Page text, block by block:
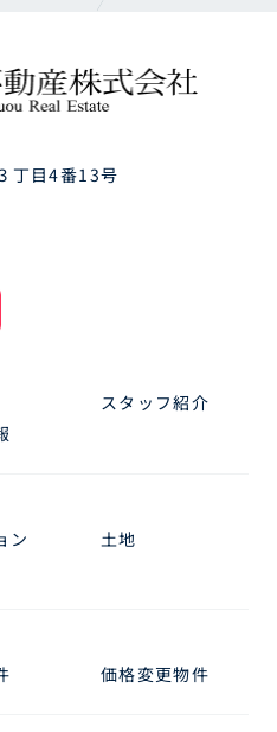
丁目4番13号
スタッフ紹介
ン
土地
価格変更物件